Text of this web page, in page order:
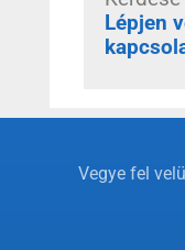
Lépjen
Vegye fel